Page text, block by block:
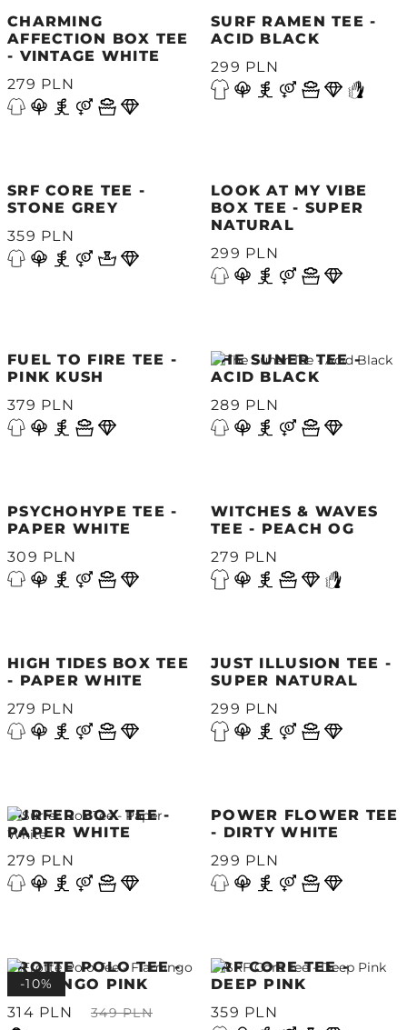
CHARMING
AFFECTION BOX TEE
- VINTAGE WHITE
279 PLN
SURF RAMEN TEE -
ACID BLACK
299 PLN
SRF CORE TEE -
STONE GREY
359 PLN
LOOK AT MY VIBE
BOX TEE - SUPER
NATURAL
299 PLN
FUEL TO FIRE TEE -
PINK KUSH
379 PLN
THE SUNER TEE -
ACID BLACK
289 PLN
PSYCHOHYPE TEE -
PAPER WHITE
309 PLN
WITCHES & WAVES
TEE - PEACH OG
279 PLN
HIGH TIDES BOX TEE
- PAPER WHITE
279 PLN
JUST ILLUSION TEE -
SUPER NATURAL
299 PLN
SURFER BOX TEE -
PAPER WHITE
279 PLN
POWER FLOWER TEE
- DIRTY WHITE
299 PLN
FROTTE POLO TEE -
FLAMINGO PINK
314 PLN
349 PLN
-10%
SRF CORE TEE -
DEEP PINK
359 PLN